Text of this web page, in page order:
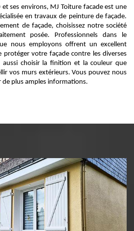
ses environs, MJ Toiture facade est une
en travaux de peinture de façade.
de façade, choisissez notre société
posée. Professionnels dans le
nous employons offrent un excellent
protéger votre façade contre les diverses
aussi choisir la finition et la couleur que
vos murs extérieurs. Vous pouvez nous
plus amples informations.